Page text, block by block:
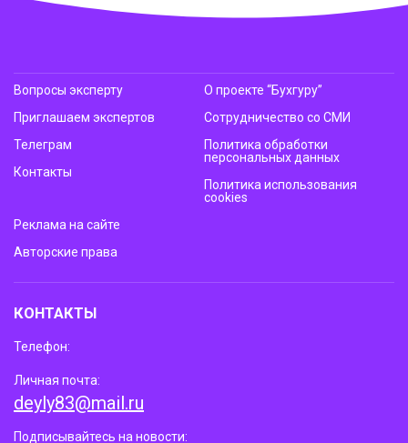
Вопросы эксперту
Приглашаем экспертов
Телеграм
Контакты
О проекте “Бухгуру”
Сотрудничество со СМИ
Политика обработки
персональных данных
Политика использования
cookies
Реклама на сайте
Авторские права
КОНТАКТЫ
Телефон:
Личная почта:
deyly83@mail.ru
Подписывайтесь на новости: